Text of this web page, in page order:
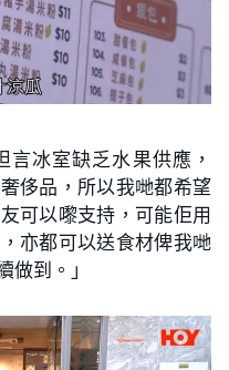
冰室缺乏水果供應，
侈品，所以我哋都希望
可以嚟支持，可能佢用
亦都可以送食材俾我哋
做到。」